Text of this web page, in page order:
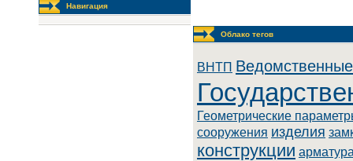
Навигация
Облако тегов
BHTП
Геометрические
сооружения изделия
конструкции